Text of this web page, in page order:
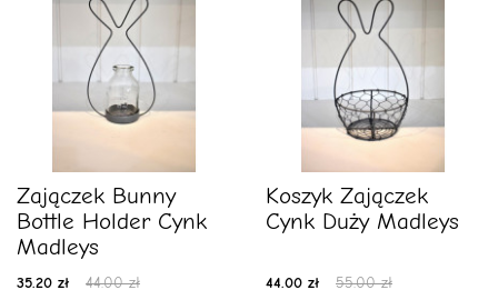
Zajączek Bunny
Bottle Holder Cynk
Madleys
35.20 zł 44.00 zł
Koszyk Zajączek
Cynk Duży Madleys
44.00 zł 55.00 zł